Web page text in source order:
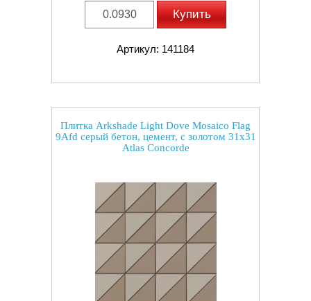
Купить
Артикул: 141184
Плитка Arkshade Light Dove Mosaico Flag
9Afd серый бетон, цемент, с золотом 31x31
Atlas Concorde